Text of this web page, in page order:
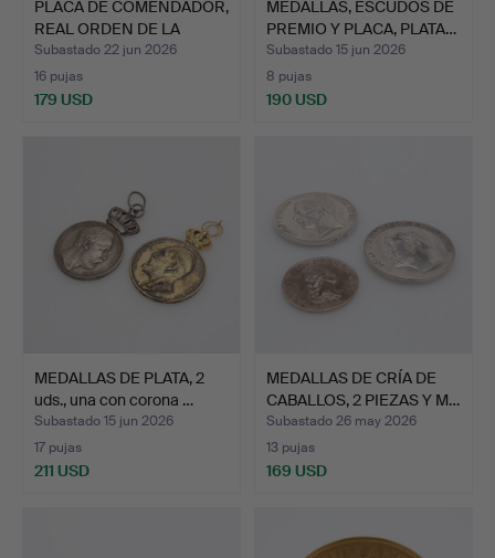
PLACA DE COMENDADOR,
REAL ORDEN DE LA
ESTR…
Subastado 22 jun 2026
16 pujas
179 USD
MEDALLAS, ESCUDOS DE
PREMIO Y PLACA, PLATA…
Subastado 15 jun 2026
8 pujas
190 USD
MEDALLAS DE PLATA, 2
uds., una con corona …
Subastado 15 jun 2026
17 pujas
211 USD
MEDALLAS DE CRÍA DE
CABALLOS, 2 PIEZAS Y M…
Subastado 26 may 2026
13 pujas
169 USD